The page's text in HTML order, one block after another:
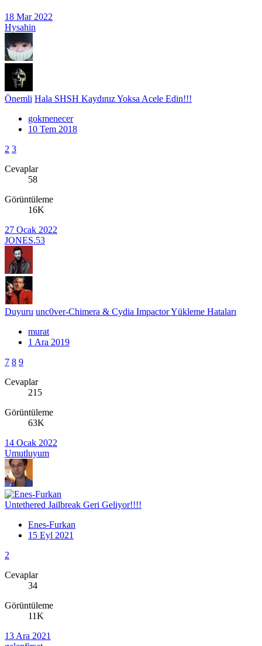
18 Mar 2022
Hysahin
Önemli Hala SHSH Kaydınız Yoksa Acele Edin!!!
gokmenecer
10 Tem 2018
2 3
Cevaplar
58
Görüntüleme
16K
27 Ocak 2022
JONES.53
Duyuru unc0ver-Chimera & Cydia Impactor Yükleme Hataları
murat
1 Ara 2019
7 8 9
Cevaplar
215
Görüntüleme
63K
14 Ocak 2022
Umutluyum
Untethered Jailbreak Geri Geliyor!!!!
Enes-Furkan
15 Eyl 2021
2
Cevaplar
34
Görüntüleme
11K
13 Ara 2021